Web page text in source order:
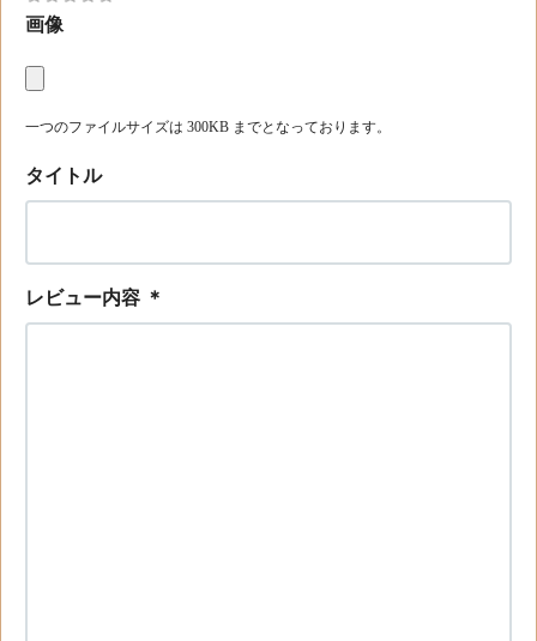
画像
一つのファイルサイズは 300KB までとなっております。
タイトル
レビュー内容 ＊